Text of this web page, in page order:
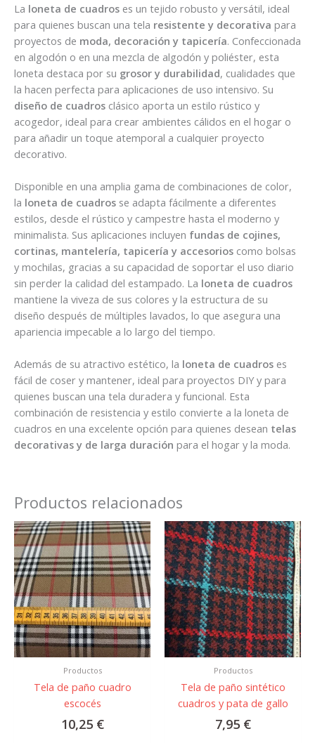
La loneta de cuadros es un tejido robusto y versátil, ideal
para quienes buscan una tela resistente y decorativa para
proyectos de moda, decoración y tapicería. Confeccionada
en algodón o en una mezcla de algodón y poliéster, esta
loneta destaca por su grosor y durabilidad, cualidades que
la hacen perfecta para aplicaciones de uso intensivo. Su
diseño de cuadros clásico aporta un estilo rústico y
acogedor, ideal para crear ambientes cálidos en el hogar o
para añadir un toque atemporal a cualquier proyecto
decorativo.
Disponible en una amplia gama de combinaciones de color,
la loneta de cuadros se adapta fácilmente a diferentes
estilos, desde el rústico y campestre hasta el moderno y
minimalista. Sus aplicaciones incluyen fundas de cojines,
cortinas, mantelería, tapicería y accesorios como bolsas
y mochilas, gracias a su capacidad de soportar el uso diario
sin perder la calidad del estampado. La loneta de cuadros
mantiene la viveza de sus colores y la estructura de su
diseño después de múltiples lavados, lo que asegura una
apariencia impecable a lo largo del tiempo.
Además de su atractivo estético, la loneta de cuadros es
fácil de coser y mantener, ideal para proyectos DIY y para
quienes buscan una tela duradera y funcional. Esta
combinación de resistencia y estilo convierte a la loneta de
cuadros en una excelente opción para quienes desean telas
decorativas y de larga duración para el hogar y la moda.
Productos relacionados
Productos
Tela de paño cuadro
escocés
10,25 €
Productos
Tela de paño sintético
cuadros y pata de gallo
7,95 €